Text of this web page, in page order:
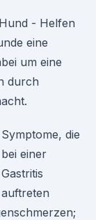
- Helfen
eine
um eine
durch
Symptome, die
bei einer
Gastritis
auftreten